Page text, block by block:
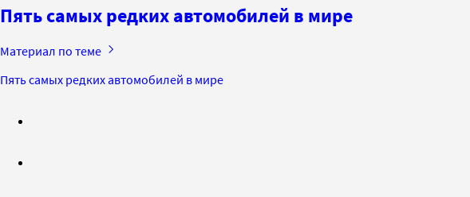
Пять самых редких автомобилей в мире
Материал по теме
Пять самых редких автомобилей в мире